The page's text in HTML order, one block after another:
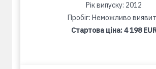
Рік випуску: 2012
Пробіг: Неможливо
Стартова ціна:4 198